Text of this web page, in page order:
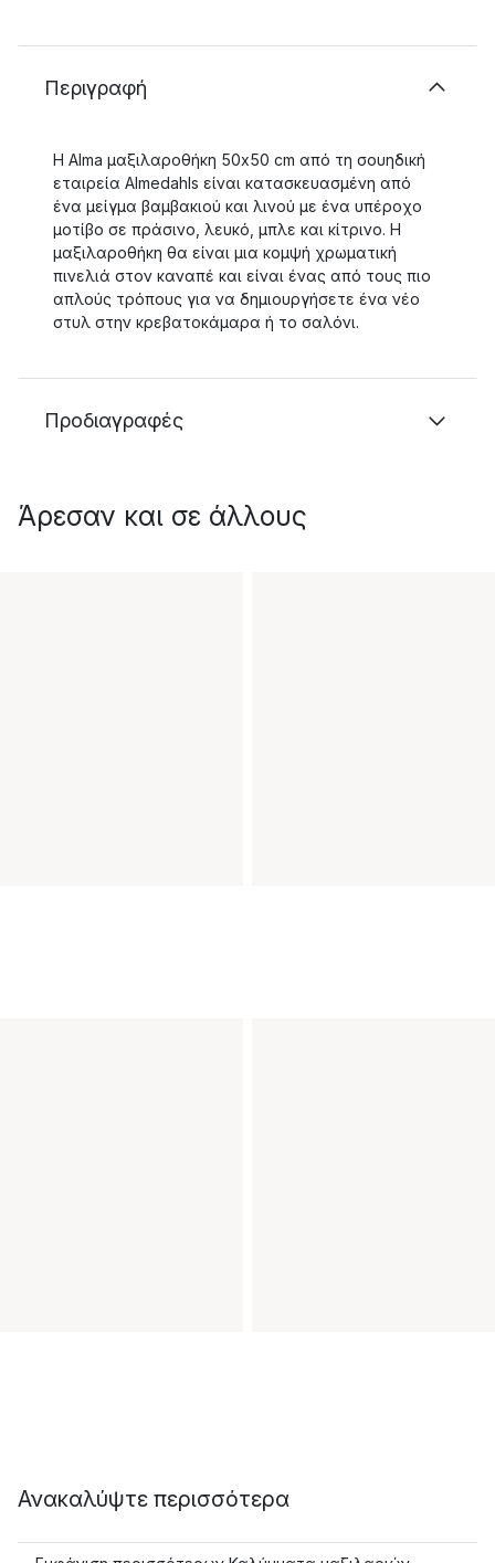
Περιγραφή
Η Alma μαξιλαροθήκη 50x50 cm από τη σουηδική
εταιρεία Almedahls είναι κατασκευασμένη από
ένα μείγμα βαμβακιού και λινού με ένα υπέροχο
μοτίβο σε πράσινο, λευκό, μπλε και κίτρινο. Η
μαξιλαροθήκη θα είναι μια κομψή χρωματική
πινελιά στον καναπέ και είναι ένας από τους πιο
απλούς τρόπους για να δημιουργήσετε ένα νέο
στυλ στην κρεβατοκάμαρα ή το σαλόνι.
Προδιαγραφές
Άρεσαν και σε άλλους
Ανακαλύψτε περισσότερα